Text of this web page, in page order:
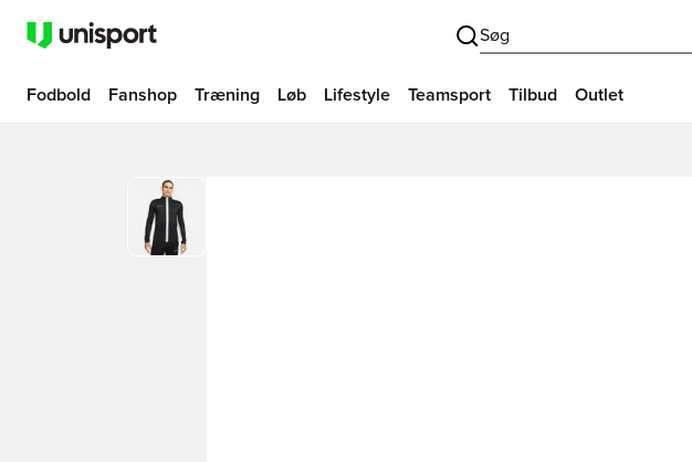
Søg
Fodbold Fanshop Træning Løb Lifestyle Teamsport Tilbud Outlet